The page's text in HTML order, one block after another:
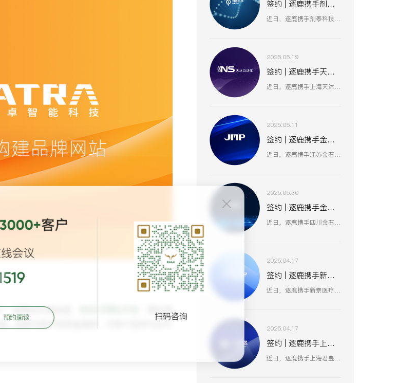
、老网站升级改版、
始终为用户的利益着想，为客户提供与众不
签约 | 逐鹿携手剂泰科技 AI 赋能生物医药新征程
近日，逐鹿携手剂泰科技，聚焦 AI 驱动纳米材料创新，以数智化融合助力靶向药物递送与研发技术突破，赋能剂泰科技在疾病治疗新疗法探索、AI 平台迭代升级中加速前行，共筑生物医药数智化创新生态 。
2025.05.19
签约 | 逐鹿携手天沐自动化 数智赋能工业创新生态
近日，逐鹿携手上海天沐自动化仪表有限公司，聚焦数智化技术融合，以创新驱动工业场景升级，助力天沐自动化在智能制造、传感器研发等业务板块，深化数智应用，开启高效协同、精准创新的发展新篇 。
2025.05.11
签约 | 逐鹿携手金石集团 数智赋能油气装备产业升级
近日，逐鹿携手江苏金石机械集团（原金浦机械厂、金湖石油机械有限公司 ），以数智化技术为引擎，聚焦油气装备产业创新升级，助力金石集团在研发、生产、服务全流程提效，驱动高压油气井口装备等业务开启数智化增长新篇 。
2025.05.30
签约 | 逐鹿携手金石亚药 数智赋能医药产业新增长
近日，逐鹿携手四川金石亚洲医药股份有限公司，以数智化手段赋能医药产业升级，聚焦创新驱动与价值深挖，助力金石亚药在医药健康、新材料及机械设备等业务板块，开启高效增长、精准运营的全新阶段 。
2025.04.17
签约 | 逐鹿携手新奈 数据赋能品牌策略升级
近日，逐鹿携手新奈医疗，数据赋能品牌策略升级，以创新为驱动，以用户为中心，助力其开启品牌增长新纪元。
2025.04.17
签约 | 逐鹿携手上海君昱 打造数字营销新生态
近日，逐鹿携手上海君昱信息科技有限公司，赋能品牌形象数字化，以全新的互联网形象为品牌营销赋能。
3000+客户
会议
预约面谈 扫码咨询